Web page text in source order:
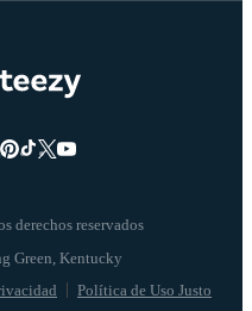
derechos reservados
Política de Uso Justo